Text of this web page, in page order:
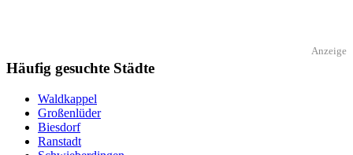
Anzeige
Häufig gesuchte Städte
Waldkappel
Großenlüder
Biesdorf
Ranstadt